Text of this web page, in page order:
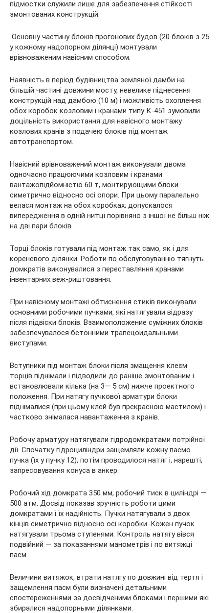
підмостки служили лише для забезпечення стійкості
змонтованих конструкцій.
Основну частину блоків прогонових будов (20 блоків з 25
у кожному надопорном ділянці) монтували
врівноваженим навісним способом.
Наявність в період будівництва земляної дамби на
більшій частині довжини мосту, невелике піднесення
конструкцій над дамбою (10 м) і можливість охоплення
обох коробок козловим і кранами типу К-451 зумовили
доцільність використання для навісного монтажу
козлових кранів з подачею блоків під монтаж
автотранспортом.
Навісний врівноважений монтаж виконували двома
одночасно працюючими козловим і кранами
вантажопідйомністю 60 т, монтирующими блоки
симетрично відносно осі опори. При цьому паралельно
велася монтаж на обох коробках; допускалося
випередження в одній нитці порівняно з іншої не більш ніж
на дві пари блоків.
Торці блоків готували під монтаж так само, як і для
кореневого ділянки. Роботи по обслуговуванню тягнуть
домкратів виконувалися з переставляння кранами
інвентарних веж-риштовання.
При навісному монтажі обтиснення стиків виконували
основними робочими пучками, які натягували відразу
після підвіски блоків. Взаимоположение суміжних блоків
забезпечувалося бетонними трапецоидальными
виступами.
Вступники під монтаж блоки після змащення клеєм
торців піднімали і підводили до раніше змонтованим і
встановлювали кілька (на 3— 5 см) нижче проектного
положення. При натягу пучкової арматури блоки
піднімалися (при цьому клей був прекрасною мастилом) і
частково знімалася навантаження з кранів.
Робочу арматуру натягували гідродомкратами потрійної
дії. Спочатку гідроциліндри защемляли кожну пасмо
пучка (їх у пучку 12), потім проводилося натяг і, нарешті,
запресовування конуса в анкер.
Робочий хід домкрата 350 мм, робочий тиск в циліндрі —
500 атм. Досвід показав зручність роботи цими
домкратами і їх надійність. Пучки натягували з двох
кінців симетрично відносно осі коробки. Кожен пучок
натягували трьома ступенями. Контроль натягу вівся
подвійний — за показаннями манометрів і по витяжці
пасм.
Величини витяжок, втрати натягу по довжині від тертя і
защемлення пасм були визначені детальними
спостереженнями за досвідченими блоками і першими які
збиралися надопорными ділянками.